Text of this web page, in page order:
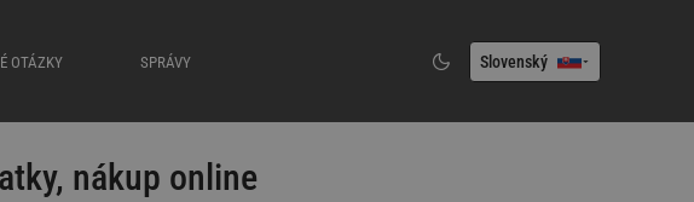
OTÁZKY SPRÁVY Slovenský
nákup online